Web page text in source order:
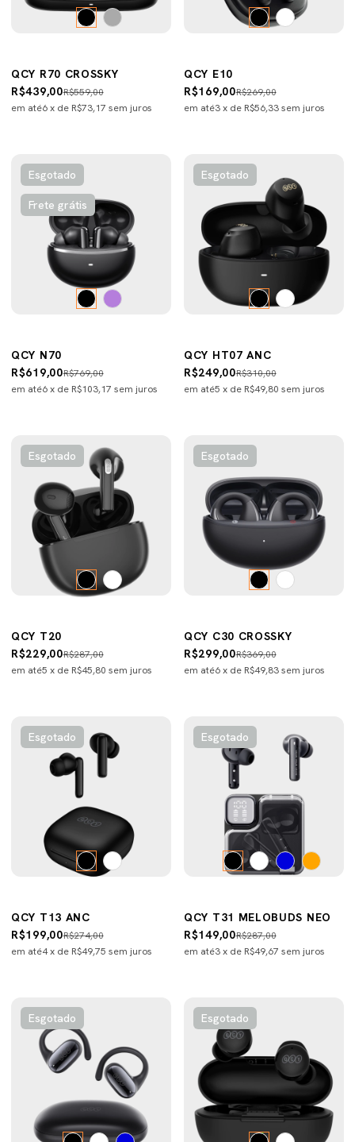
QCY R70 CROSSKY
R$559,00
R$439,00
em até6x de R$73,17 sem juros
QCY E10
R$269,00
R$169,00
em até3x de R$56,33sem juros
Esgotado
Frete grátis
QCY N70
R$769,00
R$619,00
em até6x de R$103,17 sem juros
Esgotado
QCY HT07 ANC
R$310,00
R$249,00
em até5 x de R$49,80 sem juros
Esgotado
QCY T20
R$287,00
R$229,00
em até5 x de R$45,80 sem juros
Esgotado
QCY C30 CROSSKY
R$369,00
R$299,00
em até6x de R$49,83sem juros
Esgotado
QCY T13 ANC
R$274,00
R$199,00
em até4x de R$49,75 sem juros
Esgotado
QCY T31 MELOBUDS NEO
R$287,00
R$149,00
em até3x de R$49,67 sem juros
Esgotado Esgotado